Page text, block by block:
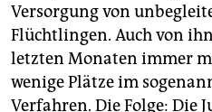
epaper login
Versorgung von
Flüchtlingen. Auch von
letzten Monaten immer
wenige Plätze im
Verfahren. Die Folge: Die